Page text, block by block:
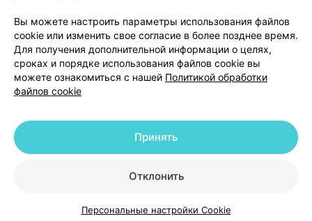
КаталогКорзинаИзбранноеПрофиль
Способы оплаты
Вакансии
Партнеры
Написать руководителю 103.by
Написать в поддержку
Персональные настройки Cookie
© 2026 ООО «Артокс Лаб», УНП 191700409 | 220012, Республика Беларусь,
+375 291212755
Вы можете настроить параметры использования файлов
cookie или изменить свое согласие в более позднее время.
Для получения дополнительной информации о целях,
сроках и порядке использования файлов cookie вы
можете ознакомиться с нашей Политикой обработки
файлов cookie
Отклонить
Принять
Персональные настройки Cookie